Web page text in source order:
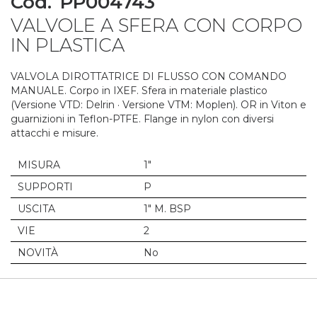
VALVOLE A SFERA CON CORPO
IN PLASTICA
VALVOLA DIROTTATRICE DI FLUSSO CON COMANDO
MANUALE. Corpo in IXEF. Sfera in materiale plastico
(Versione VTD: Delrin · Versione VTM: Moplen). OR in Viton e
guarnizioni in Teflon-PTFE. Flange in nylon con diversi
attacchi e misure.
MISURA
1"
SUPPORTI
P
USCITA
1" M. BSP
VIE
2
NOVITÀ
No
to
the
beginning
of
images
gallery